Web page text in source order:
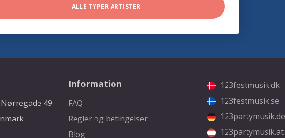
ALLE TYPER ARTISTER
49
Information
FAQ
Regler og betingelser
Blog
123festmusik.dk
123festmusik.se
123partymusik.de
123partymusik.at